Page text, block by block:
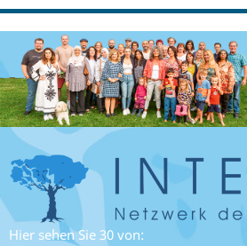
Hier sehen Sie 30 von: